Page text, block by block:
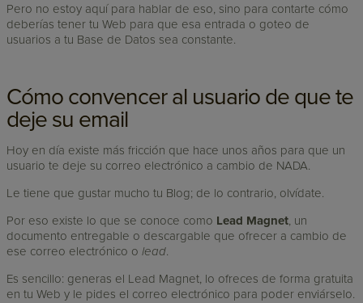
Pero no estoy aquí para hablar de eso, sino para contarte cómo
deberías tener tu Web para que esa entrada o goteo de
usuarios a tu Base de Datos sea constante.
Cómo convencer al usuario de que te
deje su email
Hoy en día existe más fricción que hace unos años para que un
usuario te deje su correo electrónico a cambio de NADA.
Le tiene que gustar mucho tu Blog; de lo contrario, olvídate.
Por eso existe lo que se conoce como Lead Magnet, un
documento entregable o descargable que ofrecer a cambio de
ese correo electrónico olead.
Es sencillo: generas el Lead Magnet, lo ofreces de forma gratuita
en tu Web y le pides el correo electrónico para poder enviárselo.